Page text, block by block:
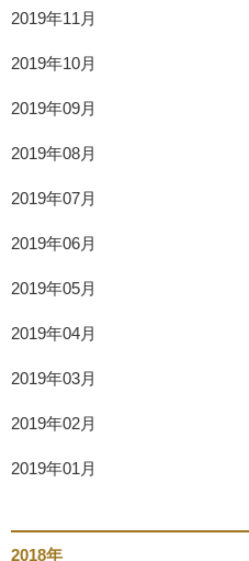
2019年11月
2019年10月
2019年09月
2019年08月
2019年07月
2019年06月
2019年05月
2019年04月
2019年03月
2019年02月
2019年01月
2018年